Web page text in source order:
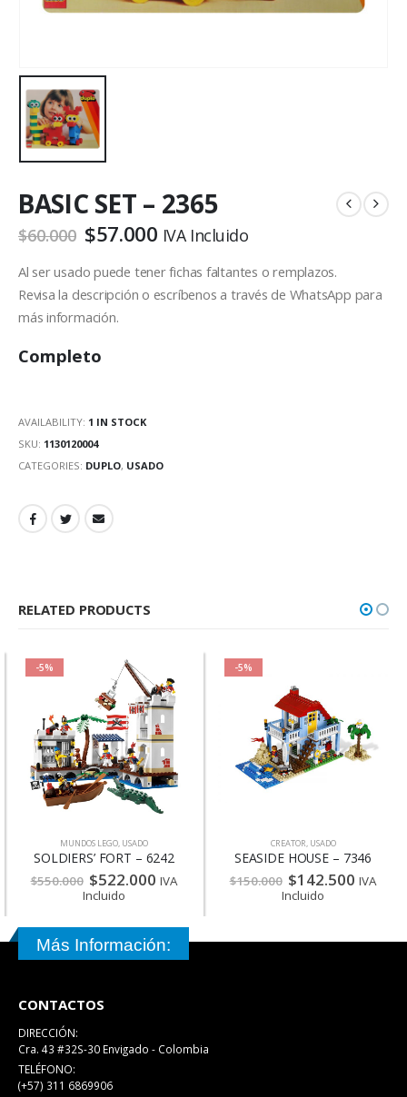
BASIC SET – 2365
$60.000 $57.000 IVA Incluido
Al ser usado puede tener fichas faltantes o remplazos.
Revisa la descripción o escríbenos a través de WhatsApp para
más información.
Completo
AVAILABILITY: 1 IN STOCK
SKU: 1130120004
CATEGORIES: DUPLO, USADO
RELATED PRODUCTS
-5%
MUNDOS LEGO,USADO
SOLDIERS’ FORT – 6242
550.000 $ 522.000 IVA
Incluido
-5%
CREATOR,USADO
SEASIDE HOUSE – 7346
150.000 $ 142.500 IVA
Incluido
Más Información:
CONTACTOS
DIRECCIÓN:
Cra. 43 #32S-30 Envigado - Colombia
TELÉFONO:
(+57) 311 6869906